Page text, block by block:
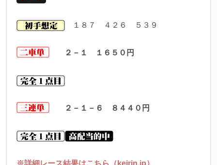
１８７ ４２６ ５３９
２－１ １６５０ 円
２－１－６ ８４４０ 円